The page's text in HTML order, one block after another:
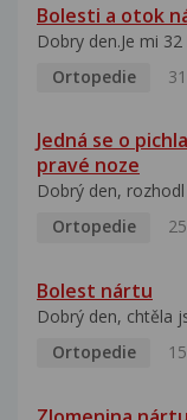
Bolesti a otok
Dobry den.Je mi
Ortopedie
Jedná se o
pravé noze
Dobrý den,
Ortopedie
Bolest nártu
Dobrý den, chtěla
Ortopedie